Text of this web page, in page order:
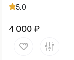
5.0
4 000 ₽